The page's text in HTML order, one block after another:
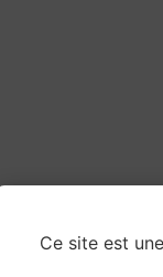
Ce site est